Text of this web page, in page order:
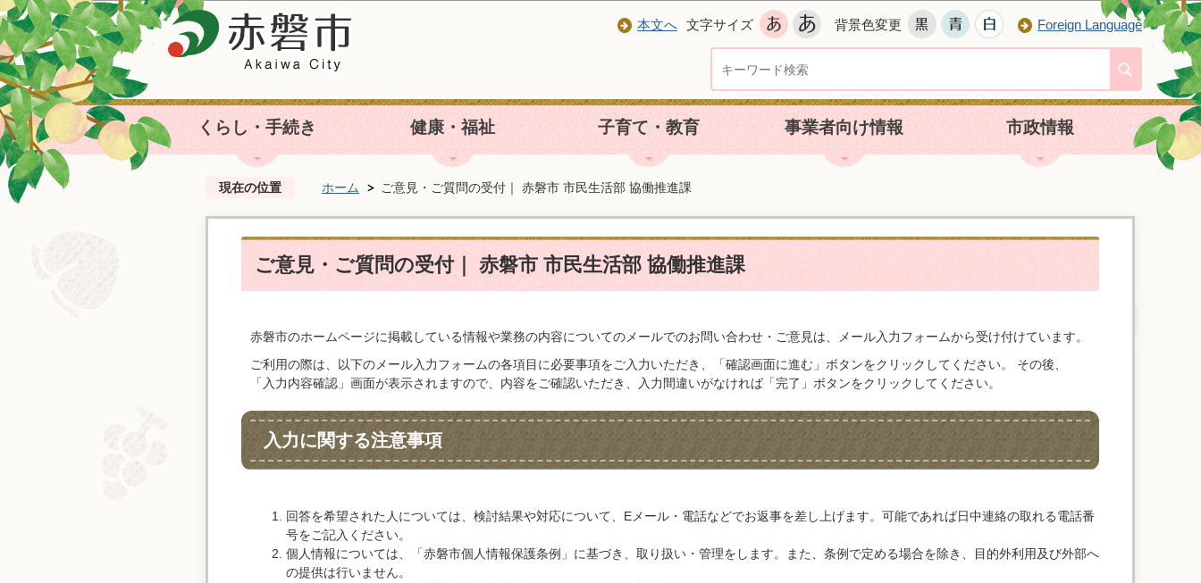
本文へ 文字サイズ 背景色変更 Foreign Language
くらし・手続き 健康・福祉 子育て・教育 事業者向け情報 市政情報
現在の位置 ホーム ご意見・ご質問の受付｜ 赤磐市 市民生活部 協働推進課
ご意見・ご質問の受付｜ 赤磐市 市民生活部 協働推進課
赤磐市のホームページに掲載している情報や業務の内容についてのメールでのお問い合わせ・ご意見は、メール入力フォームから受け付けています。
ご利用の際は、以下のメール入力フォームの各項目に必要事項をご入力いただき、「確認画面に進む」ボタンをクリックしてください。 その後、
「入力内容確認」画面が表示されますので、内容をご確認いただき、入力間違いがなければ「完了」ボタンをクリックしてください。
入力に関する注意事項
回答を希望された人については、検討結果や対応について、Eメール・電話などでお返事を差し上げます。可能であれば日中連絡の取れる電話番
号をご記入ください。
個人情報については、「赤磐市個人情報保護条例」に基づき、取り扱い・管理をします。また、条例で定める場合を除き、目的外利用及び外部へ
の提供は行いません。